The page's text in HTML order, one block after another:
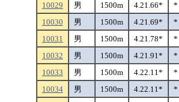
10029
男 1500m 4.21.66*
*
10030
男 1500m 4.21.69*
*
10031
男 1500m 4.21.78*
*
10032
男 1500m 4.21.91*
*
10033
男 1500m 4.22.11*
*
10034
男 1500m 4.22.11*
*